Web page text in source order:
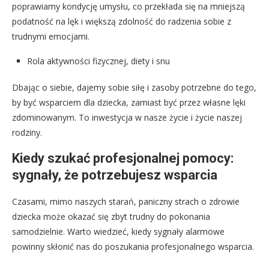
poprawiamy kondycję umysłu, co przekłada się na mniejszą
podatność na lęk i większą zdolność do radzenia sobie z
trudnymi emocjami.
Rola aktywności fizycznej, diety i snu
Dbając o siebie, dajemy sobie siłę i zasoby potrzebne do tego,
by być wsparciem dla dziecka, zamiast być przez własne lęki
zdominowanym. To inwestycja w nasze życie i życie naszej
rodziny.
Kiedy szukać profesjonalnej pomocy:
sygnały, że potrzebujesz wsparcia
Czasami, mimo naszych starań, paniczny strach o zdrowie
dziecka może okazać się zbyt trudny do pokonania
samodzielnie. Warto wiedzieć, kiedy sygnały alarmowe
powinny skłonić nas do poszukania profesjonalnego wsparcia.